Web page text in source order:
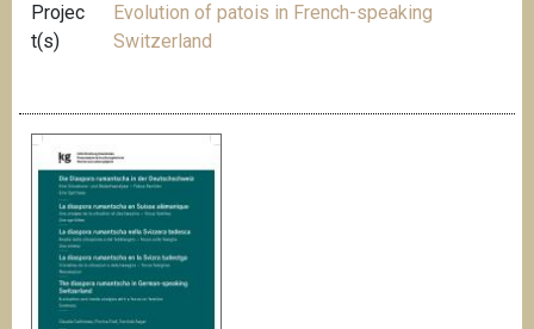
Projec
t(s)
Evolution of patois in French-speaking
Switzerland